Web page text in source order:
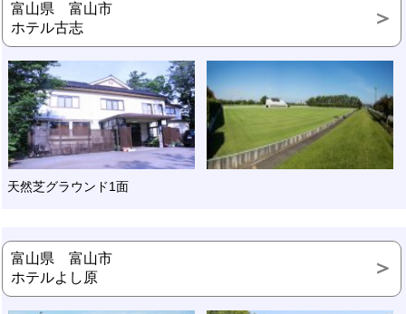
富山県 富山市
ホテル古志
天然芝グラウンド1面
富山県 富山市
ホテルよし原